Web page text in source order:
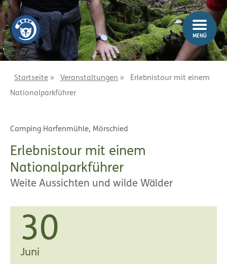
Z
u
m
I
n
Z
u
m
H
a
MENÜ
Startseite » Veranstaltungen »
Erlebnistour mit einem
Nationalparkführer
Camping Harfenmühle, Mörschied
Erlebnistour mit einem
Nationalparkführer
Weite Aussichten und wilde Wälder
30
Juni